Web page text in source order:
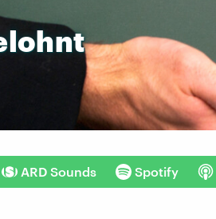
ARD Sounds Spotify